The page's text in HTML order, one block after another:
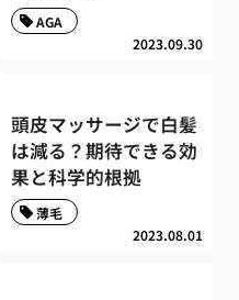
2023.09.30
AGA
頭皮マッサージで白髪
は減る？期待できる効
果と科学的根拠
2023.08.01
薄毛